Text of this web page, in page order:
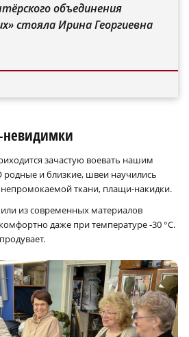
объединения
стояла Ирина Георгиевна
невидимки
зачастую воевать нашим
и близкие, швеи научились
ткани, плащи-накидки.
из современных материалов
даже при температуре ‑30 °C.